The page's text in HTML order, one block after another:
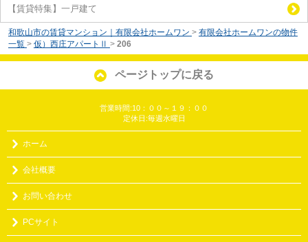
【賃貸特集】一戸建て
和歌山市の賃貸マンション｜有限会社ホームワン > 有限会社ホームワンの物件
一覧 > 仮）西庄アパートⅡ > 206
ページトップに戻る
営業時間:10：００～１９：００
定休日:毎週水曜日
ホーム
会社概要
お問い合わせ
PCサイト